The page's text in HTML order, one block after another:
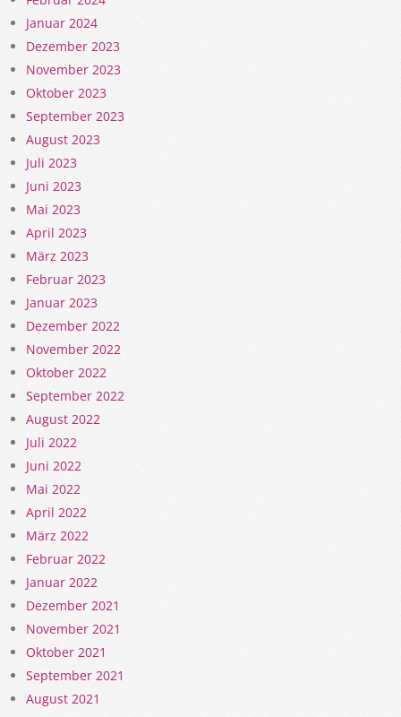
Januar 2024
Dezember 2023
November 2023
Oktober 2023
September 2023
August 2023
Juli 2023
Juni 2023
Mai 2023
April 2023
März 2023
Februar 2023
Januar 2023
Dezember 2022
November 2022
Oktober 2022
September 2022
August 2022
Juli 2022
Juni 2022
Mai 2022
April 2022
März 2022
Februar 2022
Januar 2022
Dezember 2021
November 2021
Oktober 2021
September 2021
August 2021